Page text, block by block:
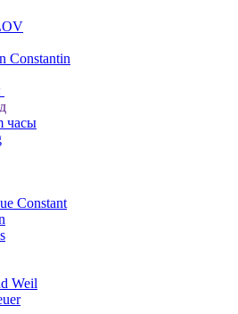
Constantin
часы
Constant
Weil